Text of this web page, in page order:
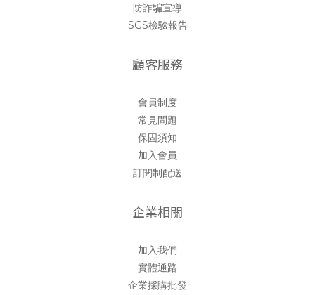
防詐騙宣導
SGS檢驗報告
顧客服務
會員制度
常見問題
保固須知
加入會員
訂閱制配送
企業相關
加入我們
實體通路
企業採購批發